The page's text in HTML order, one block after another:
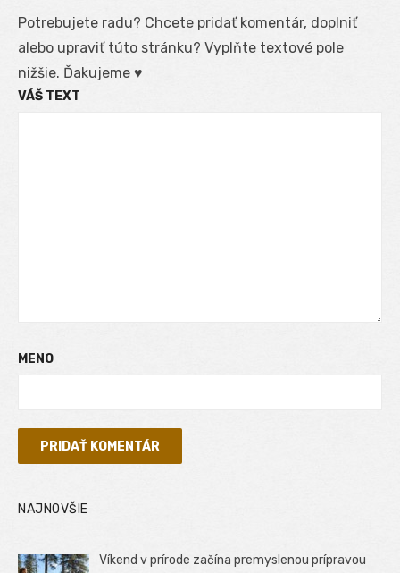
Potrebujete radu? Chcete pridať komentár, doplniť
alebo upraviť túto stránku? Vyplňte textové pole
nižšie. Ďakujeme ♥
VÁŠ TEXT
MENO
NAJNOVŠIE
Víkend v prírode začína premyslenou prípravou